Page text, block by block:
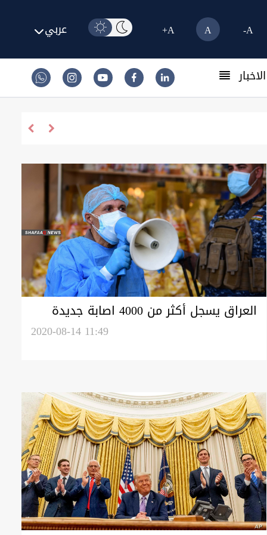
A-
A
A+ عربي
العراق يسجل أكثر من 4000 اصابة جديدة
2020-08-14 11:49